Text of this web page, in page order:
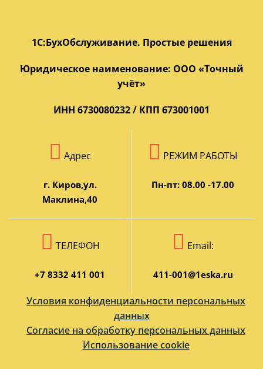
1С:БухОбслуживание. Простые решения
Юридическое наименование: ООО «Точный
учёт»
ИНН 6730080232 / КПП 673001001
Адрес
г. Киров,ул.
Маклина,40
РЕЖИМ РАБОТЫ
Пн-пт: 08.00 -17.00
ТЕЛЕФОН
+7 8332 411 001
Email:
411-001@1eska.ru
Условия конфиденциальности персональных
данных
Согласие на обработку персональных данных
Использование cookie